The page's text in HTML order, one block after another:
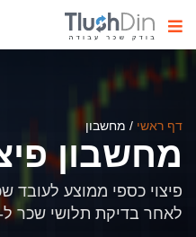
דף ראשי / מחשבון
מחשבון
לאחר בדיקת תלושי שכר ל- 5